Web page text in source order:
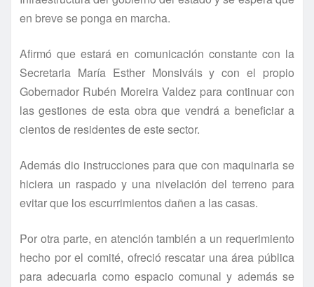
en breve se ponga en marcha.
Afirmó que estará en comunicación constante con la
Secretaria Marí­a Esther Monsiváis y con el propio
Gobernador Rubén Moreira Valdez para continuar con
las gestiones de esta obra que vendrá a beneficiar a
cientos de residentes de este sector.
Además dio instrucciones para que con maquinaria se
hiciera un raspado y una nivelación del terreno para
evitar que los escurrimientos dañen a las casas.
Por otra parte, en atención también a un requerimiento
hecho por el comité, ofreció rescatar una área pública
para adecuarla como espacio comunal y además se